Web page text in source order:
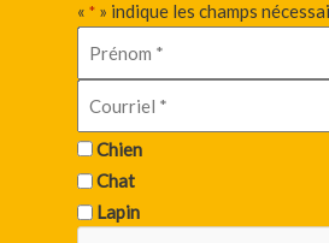
« * » indique les champs
Chien
Chat
Lapin